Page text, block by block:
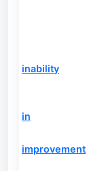
inability
in
improvement